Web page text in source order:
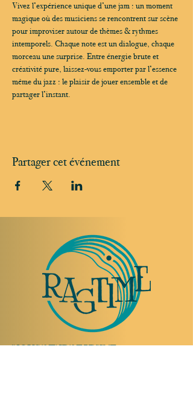
Vivez l’expérience unique d’une jam : un moment
magique où des musiciens se rencontrent sur scène
pour improviser autour de thèmes & rythmes
intemporels. Chaque note est un dialogue, chaque
morceau une surprise. Entre énergie brute et
créativité pure, laissez-vous emporter par l’essence
même du jazz : le plaisir de jouer ensemble et de
partager l’instant.
Partager cet événement
NOUS RENDRE VISITE